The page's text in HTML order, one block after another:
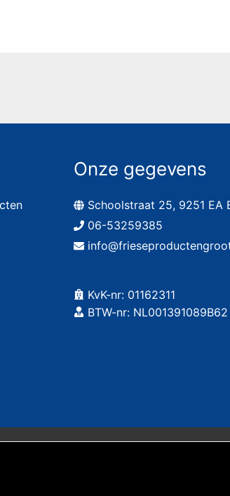
Onze gegevens
Schoolstraat 25, 9251 EA
06-53259385
KvK-nr: 01162311
BTW-nr: NL001391089B62